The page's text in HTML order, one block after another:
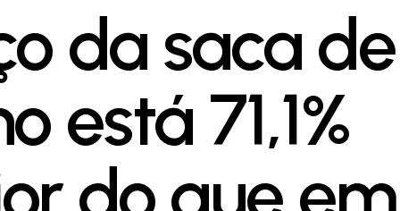
da saca de
está 71,1%